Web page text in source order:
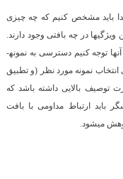
باید مشخص کنیم که چه چیزی
در چه بافتی وجود دارند.
از نکات بسیار مهم دیگری که در پژوهش کیفی باید به آن­ها توجه کنیم دسترسی به نمونه­
انتخاب نمونه مورد نظر (و تطبیق
توصیف بالایی داشته باشد که
باید ارتباط مداومی با بافت
می­شود.